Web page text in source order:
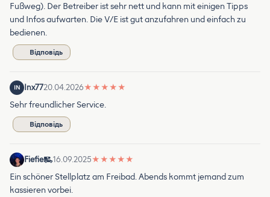
Fußweg). Der Betreiber ist sehr nett und kann mit einigen Tipps
und Infos aufwarten. Die V/E ist gut anzufahren und einfach zu
bedienen.
Відповідь
IN Inx7720.04.2026★ ★ ★ ★ ★
Sehr freundlicher Service.
Відповідь
Fiefie 16.09.2025★ ★ ★ ★ ★
Ein schöner Stellplatz am Freibad. Abends kommt jemand zum
kassieren vorbei.